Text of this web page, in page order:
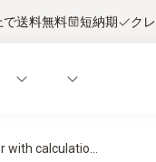
で送料無料 短納期 ク
calculatio...